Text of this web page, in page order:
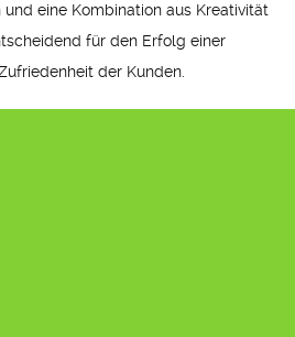
eine Kombination aus Kreativität
für den Erfolg einer
der Kunden.